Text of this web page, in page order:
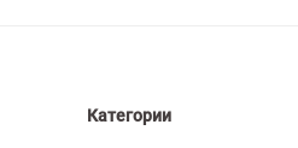
Категории